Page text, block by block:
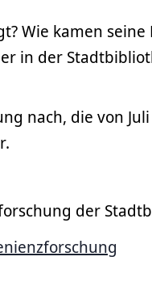
Wie kamen seine
in der
nach, die von
der